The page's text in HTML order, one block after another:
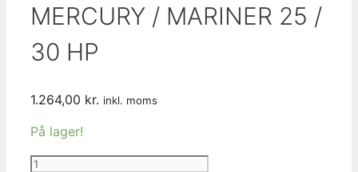
MERCURY / MARINER 25 /
30 HP
1.264,00 kr. inkl. moms
På lager!
300